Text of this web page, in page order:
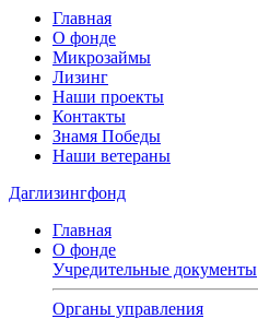
Главная
О фонде
Микрозаймы
Лизинг
Наши проекты
Контакты
Знамя Победы
Наши ветераны
Даглизингфонд
Главная
О фонде
Учредительные документы
Органы управления